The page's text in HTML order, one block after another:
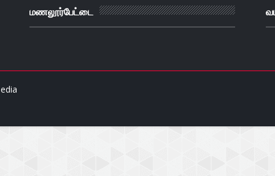
மணலூர்பேட்டை